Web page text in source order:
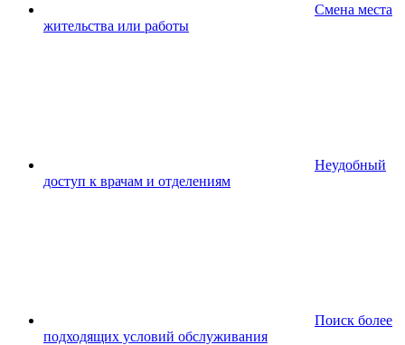
Смена места
жительства или работы
Неудобный
доступ к врачам и отделениям
Поиск более
подходящих условий обслуживания